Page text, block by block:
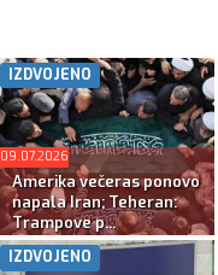
IZDVOJENO
09.07.2026
Amerika večeras ponovo
napala Iran; Teheran:
Trampove p...
IZDVOJENO